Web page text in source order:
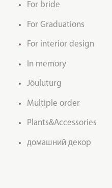
For bride
For Graduations
For interior design
In memory
Jõuluturg
Multiple order
Plants&Accessories
домашний декор